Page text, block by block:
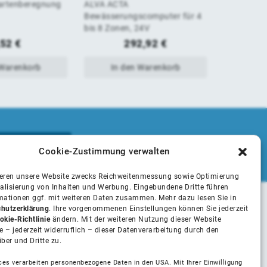
Cookie-Zustimmung verwalten
unsere Website zwecks Reichweitenmessung sowie Optimierung
von Inhalten und Werbung. Eingebundene Dritte führen
ggf. mit weiteren Daten zusammen. Mehr dazu lesen Sie in
. Ihre vorgenommenen Einstellungen können Sie jederzeit
Richtlinieändern. Mit der weiteren Nutzung dieser Website
– jederzeit widerruflich – dieser Datenverarbeitung durch den
und Dritte zu.
verarbeiten personenbezogene Daten in den USA. Mit Ihrer Einwilligung
€
von
5
ALVA ACTA
Bewässerungscomputer für 4
bis 8 Zonen, 24V
292,92€
In den Warenkorb
Unsere Partner